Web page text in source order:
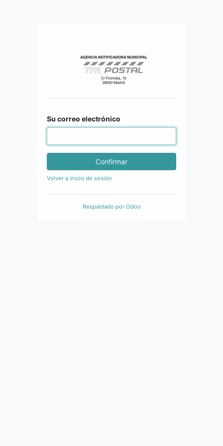
Su correo electrónico
Confirmar
Volver a inicio de sesión
Respaldado por Odoo